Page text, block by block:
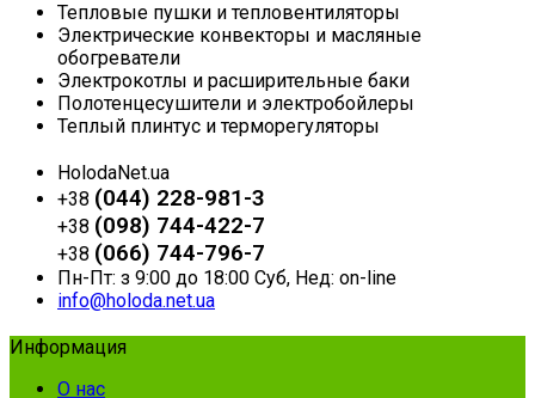
Тепловые пушки и тепловентиляторы
Электрические конвекторы и масляные
обогреватели
Электрокотлы и расширительные баки
Полотенцесушители и электробойлеры
Теплый плинтус и терморегуляторы
HolodaNet.ua
+38 (044) 228-981-3
+38 (098) 744-422-7
+38 (066) 744-796-7
Пн-Пт: з 9:00 до 18:00 Суб, Нед: on-line
info@holoda.net.ua
Информация
О нас